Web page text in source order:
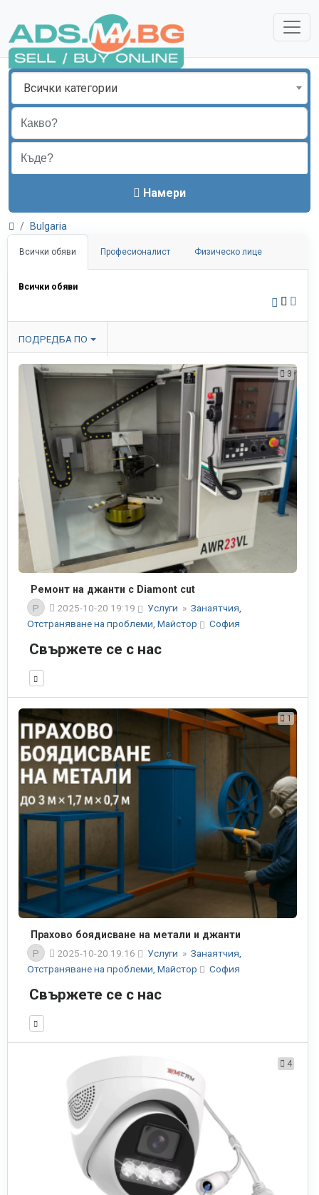
Всички категории
Намери
Bulgaria
Всички обяви Професионалист Физическо лице
Всички обяви
ПОДРЕДБА ПО
3
Ремонт на джанти с Diamont cut
P
2025-10-20 19:19 Услуги » Занаятчия,
Отстраняване на проблеми, Майстор
София
Свържете се с нас
1
Прахово боядисване на метали и джанти
P
2025-10-20 19:16 Услуги » Занаятчия,
Отстраняване на проблеми, Майстор
София
Свържете се с нас
4